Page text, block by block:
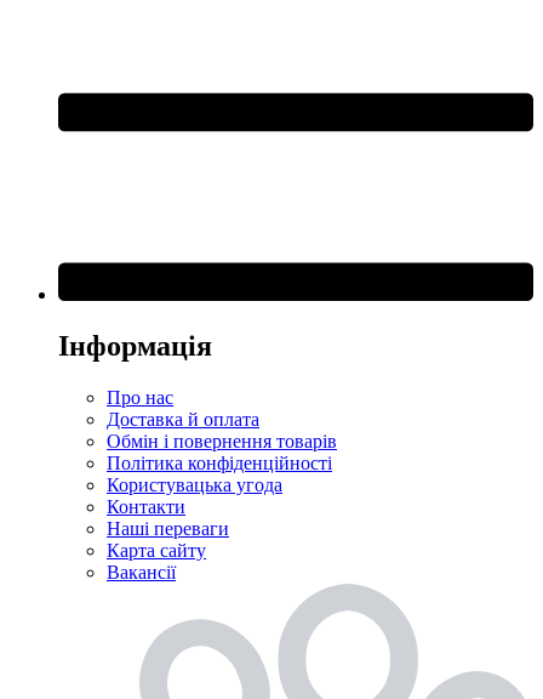
Інформація
Про нас
Доставка й оплата
Обмін і повернення товарів
Політика конфіденційності
Користувацька угода
Контакти
Наші переваги
Карта сайту
Вакансії